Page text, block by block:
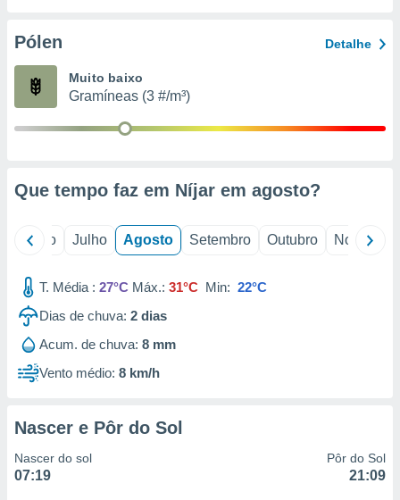
através
estudos
de
1199
Pólen Detalhe
Muito baixo
Gramíneas (3 #/m³)
Que tempo faz em Níjar em agosto?
Junho Julho Agosto Setembro Outubro Novembro
T. Média : 27°C Máx.: 31°C Min: 22°C
Dias de chuva: 2 dias
Acum. de chuva: 8 mm
Vento médio: 8 km/h
Nascer e Pôr do Sol
Nascer do sol
07:19
Pôr do Sol
21:09